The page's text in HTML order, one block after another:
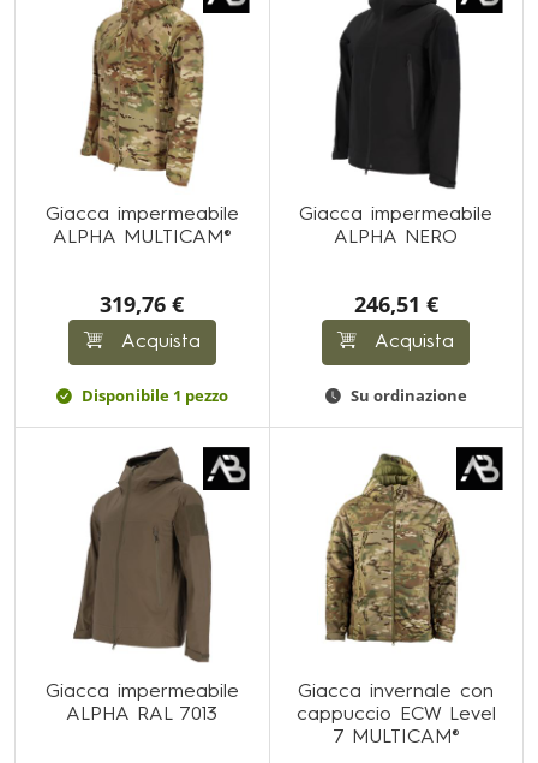
Giacca impermeabile
ALPHA MULTICAM®
319,76 €
Acquista
Disponibile 1 pezzo
Giacca impermeabile
ALPHA NERO
246,51 €
Acquista
Su ordinazione
Giacca impermeabile
ALPHA RAL 7013
Giacca invernale con
cappuccio ECW Level
7 MULTICAM®